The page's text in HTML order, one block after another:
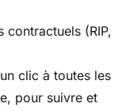
contractuels (RIP,
clic à toutes les
pour suivre et